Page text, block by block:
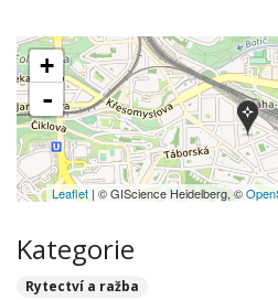
+
-
Leaflet | © GIScience Heidelberg, ©
Kategorie
Rytectví a ražba